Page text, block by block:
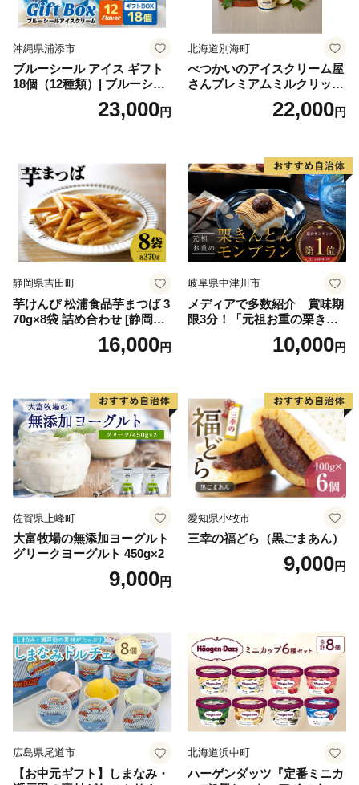
沖縄県浦添市
ブルーシール アイス ギフト
18個（12種類）| ブルーシー
ルアイス ブルーシールアイ
スクリーム 着日指定可能 送
誕生日 カップ 詰め合わせ バ
ラエティ | バニラ チョコレー
ト ストロベリー ピスタチオ
バニラ＆クッキー ウベ 沖縄
紅イモ 塩ちんすこう 沖縄シ
ークヮーサー 沖縄黒糖 琉球
ロイヤルミルクティ 沖縄パ
イン
23,000円
北海道別海町
べつかいのアイスクリーム屋
さんプレミアムミルクリッチ
12個（AP-01）（ 北海道アイ
ス 北海道産アイス アイス ア
道産アイス 道産アイスクリ
ーム ギフト 詰合せ 詰め合わ
せ ふるさと納税 ）
22,000円
静岡県吉田町
芋けんぴ 松浦食品芋まつば 3
70g×8袋 詰め合わせ [静岡伊
勢丹(松浦食品) 静岡県 吉田町
22424274] 芋ケンピ セット
16,000円
岐阜県中津川市
メディアで多数紹介 賞味期
限3分！「元祖お重の栗きん
とんモンブラン」 【未来の
ご褒美】スイーツ 栗 モンブ
子 菓子 F4N-2298
10,000円
佐賀県上峰町
大富牧場の無添加ヨーグルト
グリークヨーグルト 450g×2
9,000円
愛知県小牧市
三幸の福どら（黒ごまあん）
9,000円
広島県尾道市
【お中元ギフト】しまなみ・
北海道浜中町
ハーゲンダッツ『定番ミニカ